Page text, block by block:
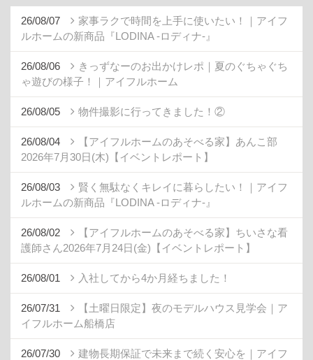
26/08/07
家事ラクで時間を上手に使いたい！｜アイフ
ルホームの新商品『LODINA -ロディナ-』
26/08/06
きっずなーのお出かけレポ｜夏のぐちゃぐち
ゃ遊びの様子！｜アイフルホーム
26/08/05 物件撮影に行ってきました！②
26/08/04
【アイフルホームのあそべる家】あんこ部
2026年7月30日(木)【イベントレポート】
26/08/03
賢く無駄なくキレイに暮らしたい！｜アイフ
ルホームの新商品『LODINA -ロディナ-』
26/08/02
【アイフルホームのあそべる家】ちいさな看
護師さん2026年7月24日(金)【イベントレポート】
26/08/01 入社してから4か月経ちました！
26/07/31
【土曜日限定】夜のモデルハウス見学会｜ア
イフルホーム船橋店
26/07/30
建物長期保証で未来まで続く安心を｜アイフ